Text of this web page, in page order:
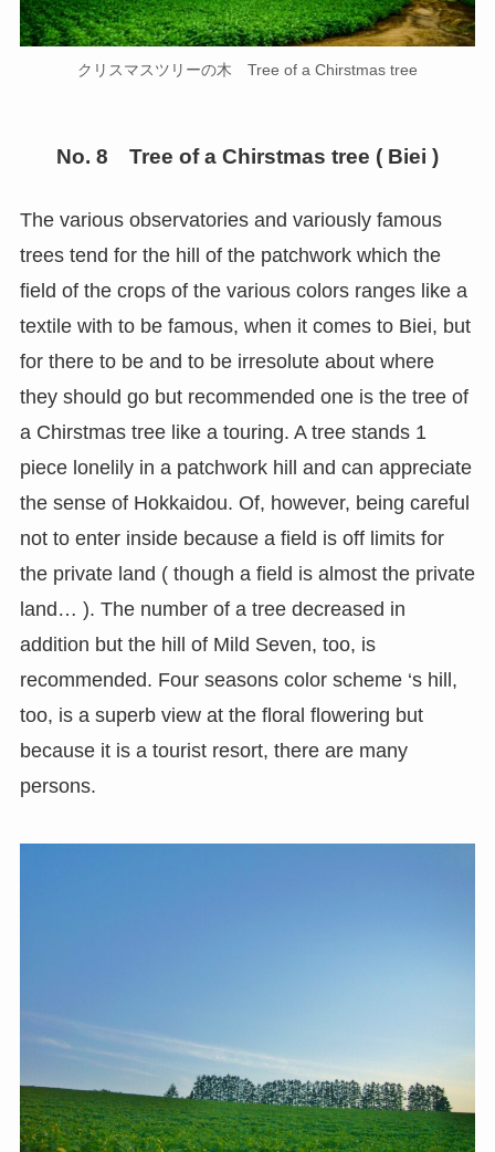
クリスマスツリーの木 Tree of a Chirstmas tree
No. 8 Tree of a Chirstmas tree ( Biei )
The various observatories and variously famous
trees tend for the hill of the patchwork which the
field of the crops of the various colors ranges like a
textile with to be famous, when it comes to Biei, but
for there to be and to be irresolute about where
they should go but recommended one is the tree of
a Chirstmas tree like a touring. A tree stands 1
piece lonelily in a patchwork hill and can appreciate
the sense of Hokkaidou. Of, however, being careful
not to enter inside because a field is off limits for
the private land ( though a field is almost the private
land… ). The number of a tree decreased in
addition but the hill of Mild Seven, too, is
recommended. Four seasons color scheme ‘s hill,
too, is a superb view at the floral flowering but
because it is a tourist resort, there are many
persons.